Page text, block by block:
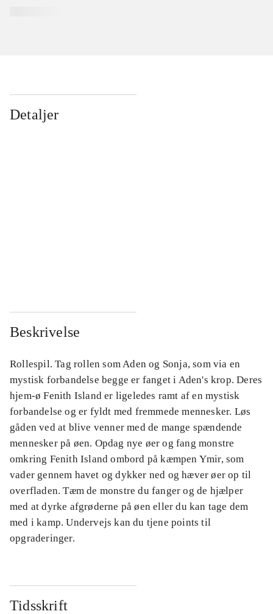
Detaljer
Beskrivelse
Rollespil. Tag rollen som Aden og Sonja, som via en
mystisk forbandelse begge er fanget i Aden's krop. Deres
hjem-ø Fenith Island er ligeledes ramt af en mystisk
forbandelse og er fyldt med fremmede mennesker. Løs
gåden ved at blive venner med de mange spændende
mennesker på øen. Opdag nye øer og fang monstre
omkring Fenith Island ombord på kæmpen Ymir, som
vader gennem havet og dykker ned og hæver øer op til
overfladen. Tæm de monstre du fanger og de hjælper
med at dyrke afgrøderne på øen eller du kan tage dem
med i kamp. Undervejs kan du tjene points til
opgraderinger.
Tidsskrift